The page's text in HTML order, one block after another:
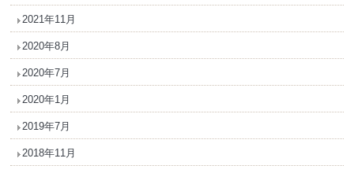
2021年11月
2020年8月
2020年7月
2020年1月
2019年7月
2018年11月